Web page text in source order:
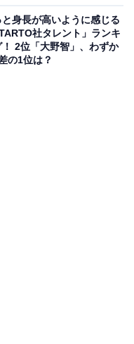
朝日系）の主演を務
多くの作品に起用さ
のダブル主演ドラマ
アを通して「190cm
と身長が高いように感じる
社タレント」ランキ
！ 2位「大野智」、わずか
の1位は？